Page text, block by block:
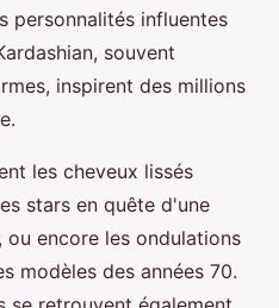
personnalités influentes
souvent
inspirent des millions
les cheveux lissés
stars en quête d'une
encore les ondulations
modèles des années 70.